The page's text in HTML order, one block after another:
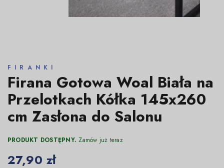
FIRANKI
Firana Gotowa Woal Biała na
Przelotkach Kółka 145x260
cm Zasłona do Salonu
PRODUKT DOSTĘPNY. Zamów już teraz
27,90 zł